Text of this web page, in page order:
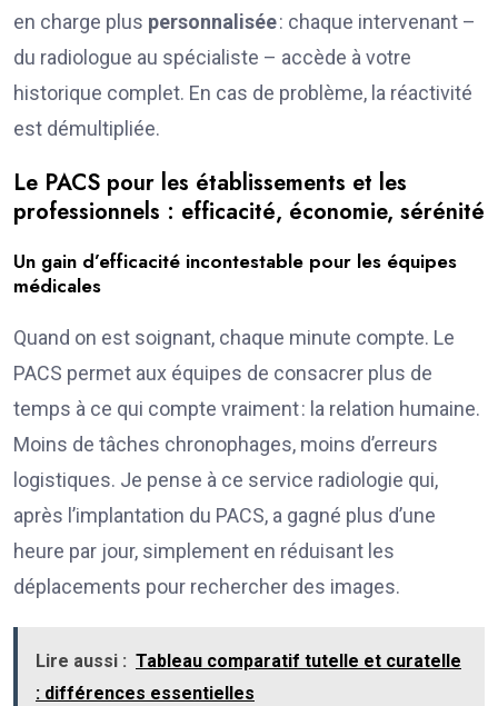
en charge plus personnalisée: chaque intervenant –
du radiologue au spécialiste – accède à votre
historique complet. En cas de problème, la réactivité
est démultipliée.
Le PACS pour les établissements et les
professionnels : efficacité, économie, sérénité
Un gain d’efficacité incontestable pour les équipes
médicales
Quand on est soignant, chaque minute compte. Le
PACS permet aux équipes de consacrer plus de
temps à ce qui compte vraiment : la relation humaine.
Moins de tâches chronophages, moins d’erreurs
logistiques. Je pense à ce service radiologie qui,
après l’implantation du PACS, a gagné plus d’une
heure par jour, simplement en réduisant les
déplacements pour rechercher des images.
Lire aussi : Tableau comparatif tutelle et curatelle
: différences essentielles